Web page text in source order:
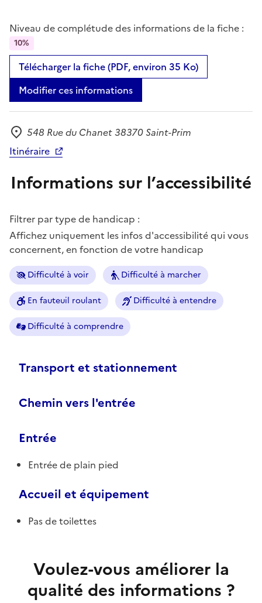
Niveau de complétude des informations de la fiche :
10%
Télécharger la fiche (PDF, environ 35 Ko)
Modifier ces informations
Adresse
548 Rue du Chanet 38370 Saint-Prim
Itinéraire
Informations sur l’accessibilité
Filtrer par type de handicap :
Affichez uniquement les infos d'accessibilité qui vous
concernent, en fonction de votre handicap
Difficulté à voir Difficulté à marcher
En fauteuil roulant Difficulté à entendre
Difficulté à comprendre
Transport et stationnement
Chemin vers l'entrée
Entrée
Entrée de plain pied
Accueil et équipement
Pas de toilettes
Voulez-vous améliorer la
qualité des informations ?